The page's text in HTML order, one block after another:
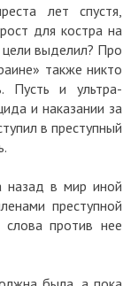
лет спустя,
для костра на
выделил? Про
также никто
Пусть и ультра-
и наказании за
в преступный
назад в мир иной
преступной
против нее